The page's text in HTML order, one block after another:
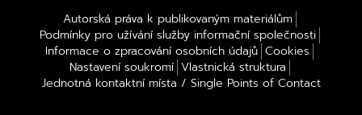
Autorská práva k publikovaným materiálům
Podmínky pro užívání služby informační společnosti
Informace o zpracování osobních údajů Cookies
Nastavení soukromí Vlastnická struktura
Jednotná kontaktní místa / Single Points of Contact